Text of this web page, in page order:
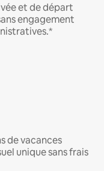
et de départ
engagement
de vacances
unique sans frais